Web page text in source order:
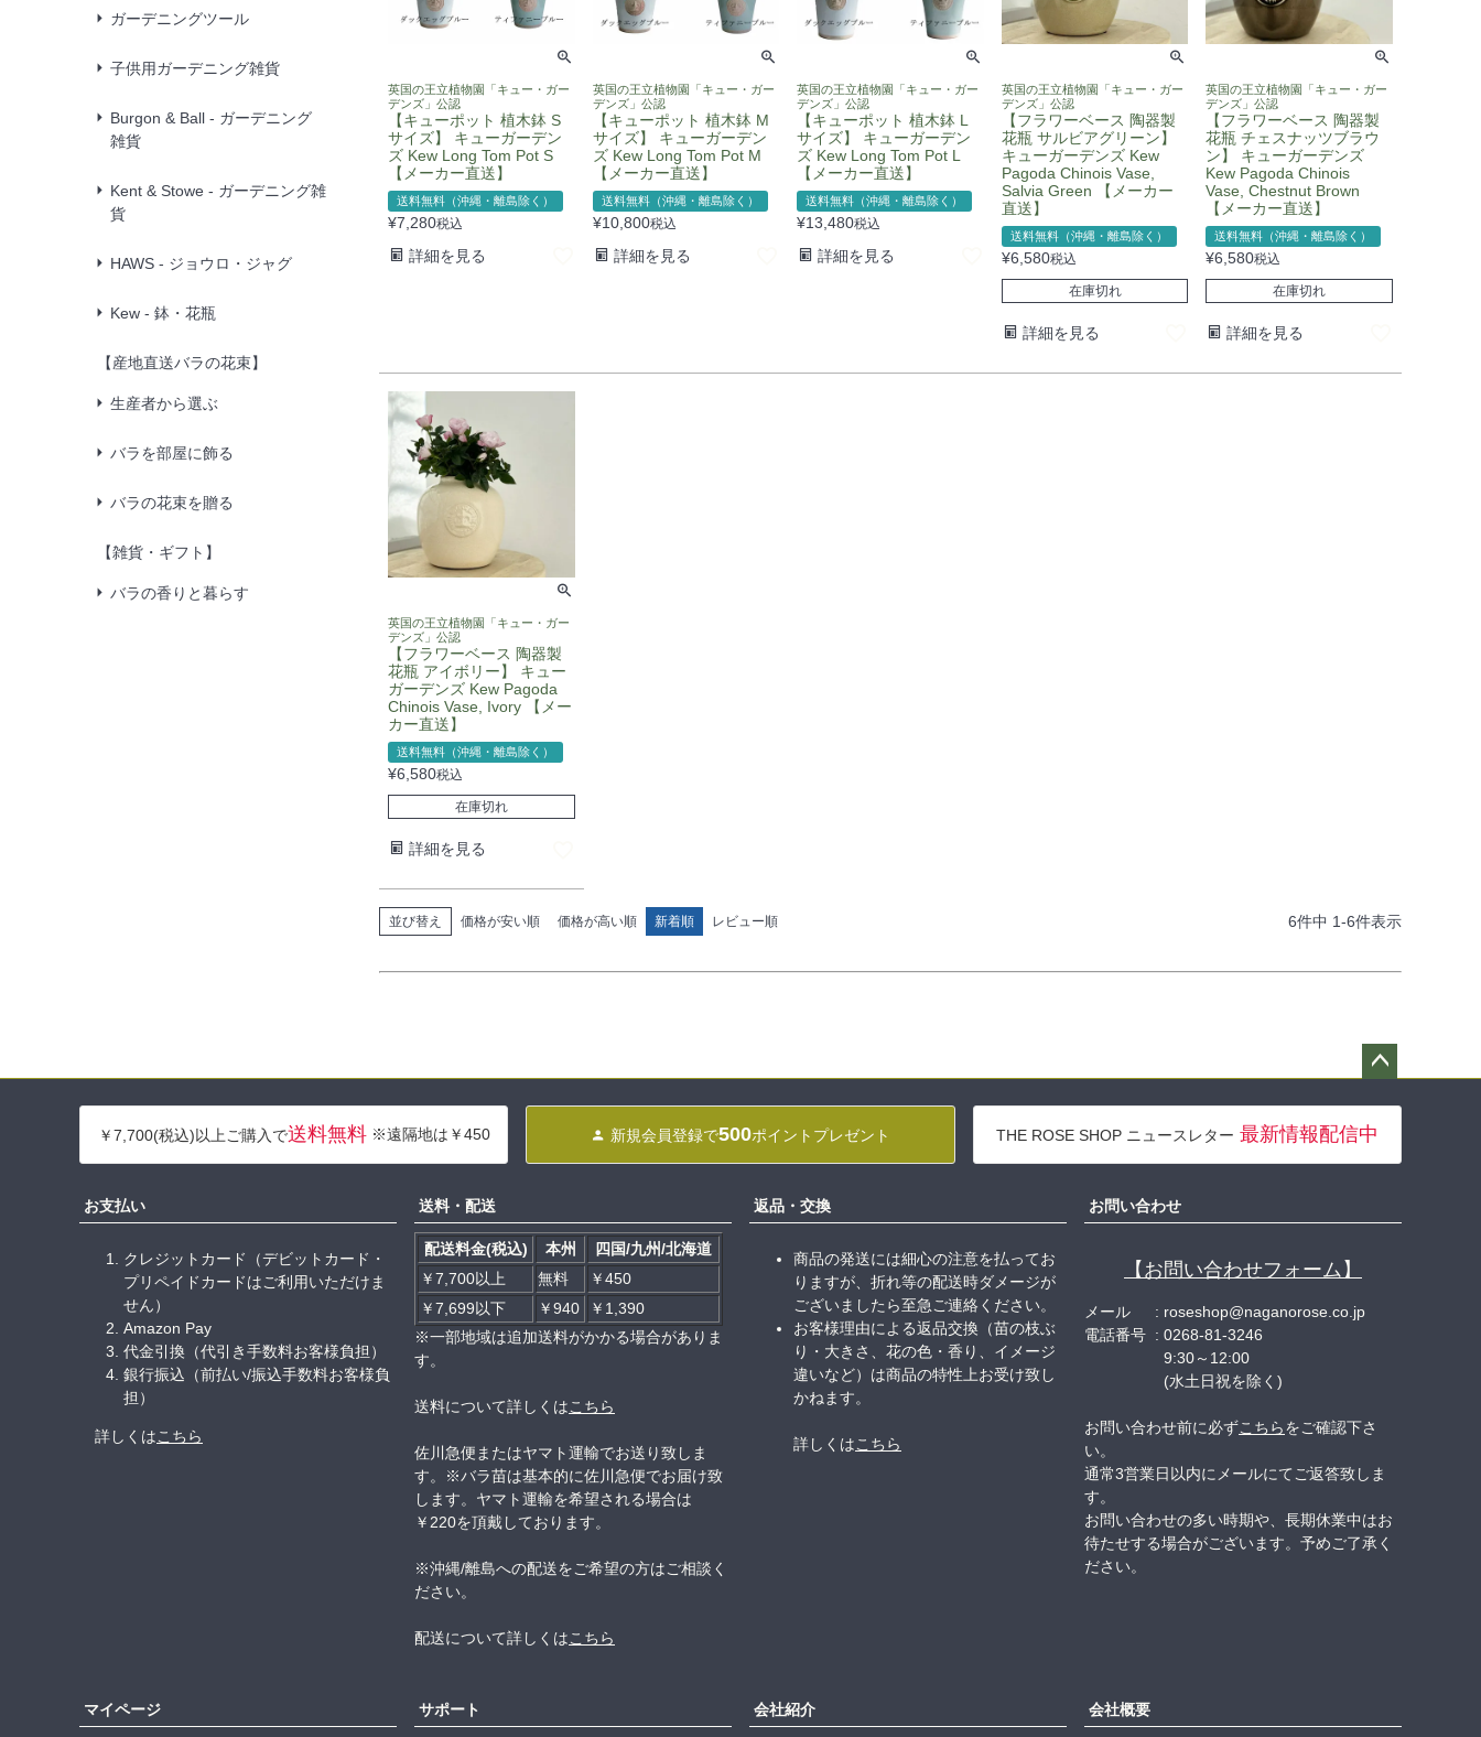
ガーデニングツール
子供用ガーデニング雑貨
Burgon & Ball - ガーデニング
雑貨
Kent & Stowe - ガーデニング雑
貨
HAWS - ジョウロ・ジャグ
Kew - 鉢・花瓶
【産地直送バラの花束】
生産者から選ぶ
バラを部屋に飾る
バラの花束を贈る
【雑貨・ギフト】
バラの香りと暮らす
英国の王立植物園「キュー・ガー
デンズ」公認
【キューポット 植木鉢 S
サイズ】 キューガーデン
ズ Kew Long Tom Pot S
【メーカー直送】
送料無料（沖縄・離島除く）
¥7,280税込
詳細を見る
英国の王立植物園「キュー・ガー
デンズ」公認
【キューポット 植木鉢 M
サイズ】 キューガーデン
ズ Kew Long Tom Pot M
【メーカー直送】
送料無料（沖縄・離島除く）
¥10,800税込
詳細を見る
英国の王立植物園「キュー・ガー
デンズ」公認
【キューポット 植木鉢 L
サイズ】 キューガーデン
ズ Kew Long Tom Pot L
【メーカー直送】
送料無料（沖縄・離島除く）
¥13,480税込
詳細を見る
英国の王立植物園「キュー・ガー
デンズ」公認
【フラワーベース 陶器製
花瓶 サルビアグリーン】
キューガーデンズ Kew
Pagoda Chinois Vase,
Salvia Green 【メーカー
直送】
送料無料（沖縄・離島除く）
¥6,580税込
在庫切れ
詳細を見る
英国の王立植物園「キュー・ガー
デンズ」公認
【フラワーベース 陶器製
花瓶 チェスナッツブラウ
ン】 キューガーデンズ
Kew Pagoda Chinois
Vase, Chestnut Brown
【メーカー直送】
送料無料（沖縄・離島除く）
¥6,580税込
在庫切れ
詳細を見る
英国の王立植物園「キュー・ガー
デンズ」公認
【フラワーベース 陶器製
花瓶 アイボリー】 キュー
ガーデンズ Kew Pagoda
Chinois Vase, Ivory 【メー
カー直送】
送料無料（沖縄・離島除く）
¥6,580税込
在庫切れ
詳細を見る
並び替え 価格が安い順 価格が高い順 新着順 レビュー順 6件中 1-6件表示
ップ
へ
￥7,700(税込)以上ご購入で送料無料※遠隔地は￥450 新規会員登録で500ポイントプレゼント THE ROSE SHOP ニュースレター 最新情報配信中
お支払い
クレジットカード（デビットカード・
プリペイドカードはご利用いただけま
せん）
Amazon Pay
代金引換（代引き手数料お客様負担）
銀行振込（前払い/振込手数料お客様負
担）
詳しくはこちら
送料・配送
配送料金(税込) 本州
四国/九州/北海道
￥7,700以上
無料
￥450
￥7,699以下
￥940
￥1,390
※一部地域は追加送料がかかる場合がありま
す。
送料について詳しくはこちら
佐川急便またはヤマト運輸でお送り致しま
す。※バラ苗は基本的に佐川急便でお届け致
します。ヤマト運輸を希望される場合は
￥220を頂戴しております。
※沖縄/離島への配送をご希望の方はご相談く
ださい。
配送について詳しくはこちら
返品・交換
商品の発送には細心の注意を払ってお
りますが、折れ等の配送時ダメージが
ございましたら至急ご連絡ください。
お客様理由による返品交換（苗の枝ぶ
り・大きさ、花の色・香り、イメージ
違いなど）は商品の特性上お受け致し
かねます。
詳しくはこちら
お問い合わせ
【お問い合わせフォーム】
メール
roseshop@naganorose.co.jp
電話番号
0268-81-3246
9:30～12:00
(水土日祝を除く)
お問い合わせ前に必ずこちらをご確認下さ
い。
通常3営業日以内にメールにてご返答致しま
す。
お問い合わせの多い時期や、長期休業中はお
待たせする場合がございます。予めご了承く
ださい。
マイページ サポート 会社紹介 会社概要